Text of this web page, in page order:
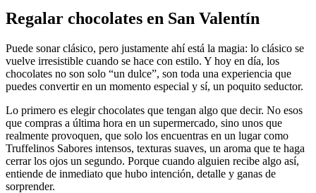
Regalar chocolates en San Valentín
Puede sonar clásico, pero justamente ahí está la magia: lo clásico se
vuelve irresistible cuando se hace con estilo. Y hoy en día, los
chocolates no son solo “un dulce”, son toda una experiencia que
puedes convertir en un momento especial y sí, un poquito seductor.
Lo primero es elegir chocolates que tengan algo que decir. No esos
que compras a última hora en un supermercado, sino unos que
realmente provoquen, que solo los encuentras en un lugar como
Truffelinos Sabores intensos, texturas suaves, un aroma que te haga
cerrar los ojos un segundo. Porque cuando alguien recibe algo así,
entiende de inmediato que hubo intención, detalle y ganas de
sorprender.